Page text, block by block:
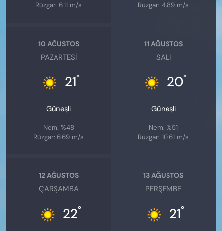
Rüzgar: 6.11 m/s
Rüzgar: 4.89 m/s
10 AĞUSTOS
PAZARTESI
21°
Güneşli
Nem: %48
Rüzgar: 6.69 m/s
11 AĞUSTOS
SALI
20°
Güneşli
Nem: %51
Rüzgar: 10.61 m/s
12 AĞUSTOS
ÇARŞAMBA
22°
13 AĞUSTOS
PERŞEMBE
21°